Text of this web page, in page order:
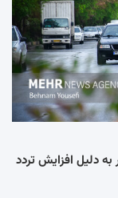
دلیل افزایش تردد